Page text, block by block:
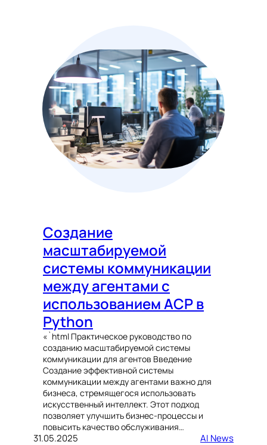
Создание
масштабируемой
системы коммуникации
между агентами с
использованием ACP в
Python
«`html Практическое руководство по
созданию масштабируемой системы
коммуникации для агентов Введение
Создание эффективной системы
коммуникации между агентами важно для
бизнеса, стремящегося использовать
искусственный интеллект. Этот подход
позволяет улучшить бизнес-процессы и
повысить качество обслуживания…
31.05.2025 AI News